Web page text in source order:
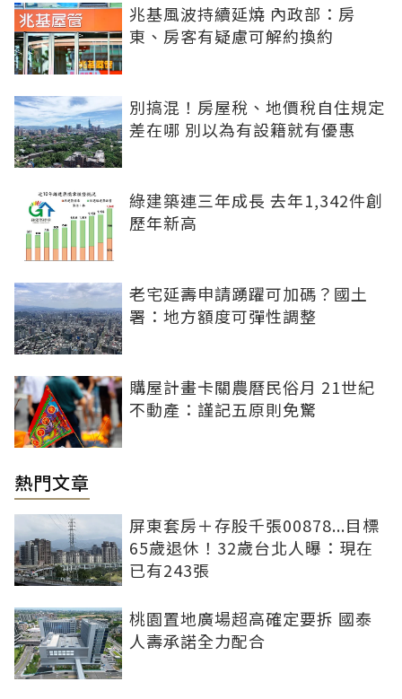
兆基風波持續延燒 內政部：房
東、房客有疑慮可解約換約
別搞混！房屋稅、地價稅自住規定
差在哪 別以為有設籍就有優惠
綠建築連三年成長 去年1,342件創
歷年新高
老宅延壽申請踴躍可加碼？國土
署：地方額度可彈性調整
購屋計畫卡關農曆民俗月 21世紀
不動產：謹記五原則免驚
熱門文章
屏東套房＋存股千張00878...目標
65歲退休！32歲台北人曝：現在
已有243張
桃園置地廣場超高確定要拆 國泰
人壽承諾全力配合